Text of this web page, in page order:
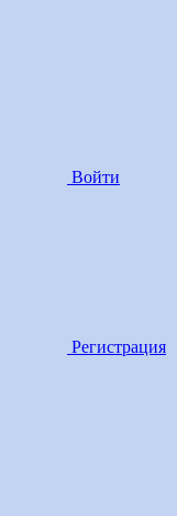
Войти
Регистрация